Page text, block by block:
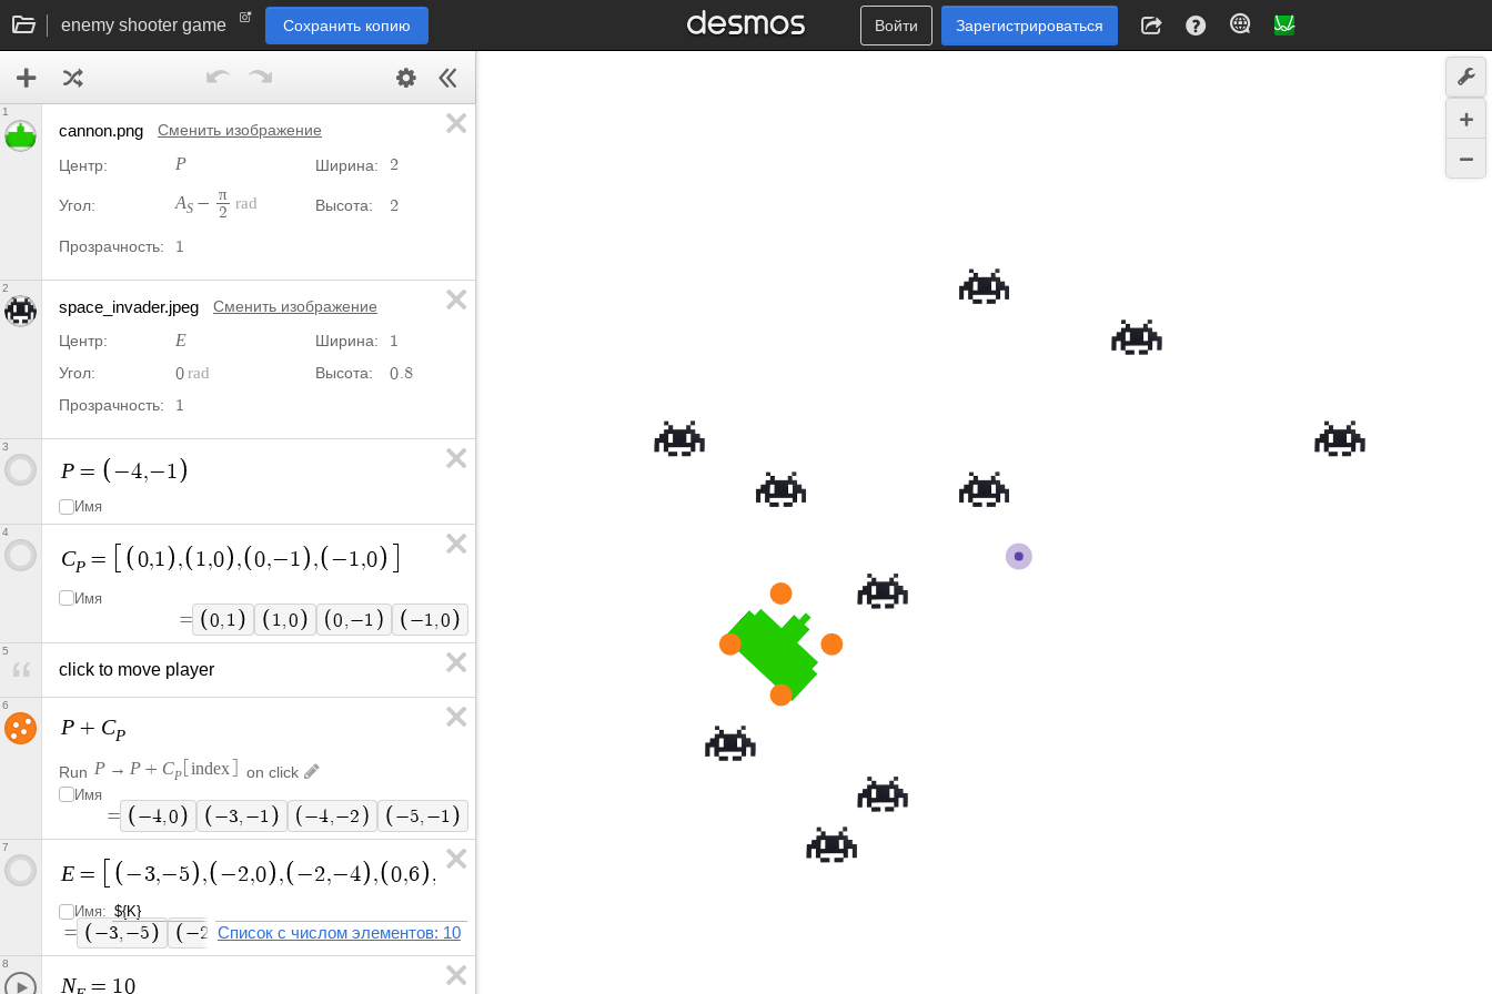
enemy shooter game Сохранить копию Войти Зарегистрироваться
cannon.png
Сменить изображение
Центр:
P Ширина: 2
Угол: AS −
π
2 Высота: 2
Прозрачность: 1
1
space_invader.jpeg
Сменить изображение
Центр:
E Ширина:
1
Угол:
0 Высота: 0 8
Прозрачность:
1
2
P = −4,−1
Имя
3
CP = 0,1 , 1 ,0 , 0,−1 , −1 ,0
Имя
= 0, 1 1,0 0,−1 −1,0
4
click to move player
5
P + CP
Run P → P + CP index
on click
Имя
= −4,0 −3, −1 −4,−2 −5, −1
6
E = − 3,−5 , −2,0 , −2,−4 , 0,6 , 7,
Имя:
= −3, −5 −2 0 − 2 −4 0,6 7,3
Список с числом элементов: 10
7
N = 10
8